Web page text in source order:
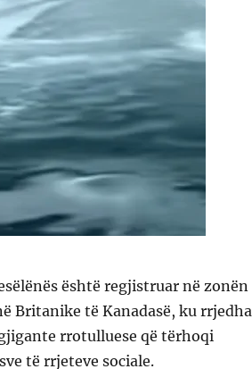
është regjistruar në zonën
Britanike të Kanadasë, ku
rrotulluese që tërhoqi
të rrjeteve sociale.